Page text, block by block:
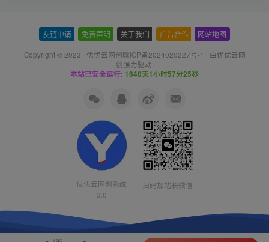
友链申请 免责声明 关于我们 广告合作 网站地图
Copyright © 2023 · 优优云网创赣ICP备2024020227号-1 · 由优优云网
创强力驱动.
本站已安全运行: 1640天1小时57分25秒
优优云网创系统
3.0
扫码加站长微信